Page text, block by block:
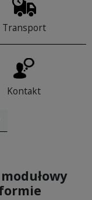
Transport
Kontakt